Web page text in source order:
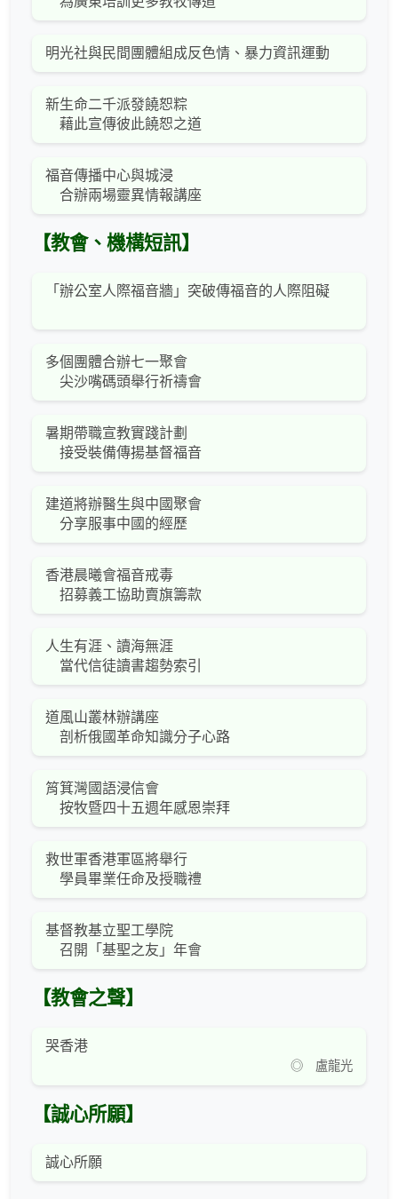
明光社與民間團體組成反色情、暴力資訊運動
新生命二千派發饒恕粽
藉此宣傳彼此饒恕之道
福音傳播中心與城浸
合辦兩場靈異情報講座
【教會、機構短訊】
「辦公室人際福音牆」突破傳福音的人際阻礙
多個團體合辦七一聚會
尖沙嘴碼頭舉行祈禱會
暑期帶職宣教實踐計劃
接受裝備傳揚基督福音
建道將辦醫生與中國聚會
分享服事中國的經歷
香港晨曦會福音戒毒
招募義工協助賣旗籌款
人生有涯、讀海無涯
當代信徒讀書趨勢索引
道風山叢林辦講座
剖析俄國革命知識分子心路
筲箕灣國語浸信會
按牧暨四十五週年感恩崇拜
救世軍香港軍區將舉行
學員畢業任命及授職禮
基督教基立聖工學院
召開「基聖之友」年會
【教會之聲】
哭香港
◎ 盧龍光
【誠心所願】
誠心所願